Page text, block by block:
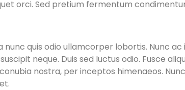
orci. Sed pretium fermentum
quis odio ullamcorper lobortis. Nunc
neque. Duis sed luctus odio. Fusce
nostra, per inceptos himenaeos.